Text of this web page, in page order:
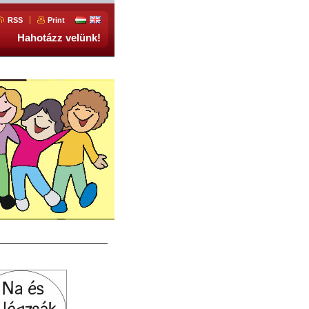
RSS Print
Hahotázz velünk!